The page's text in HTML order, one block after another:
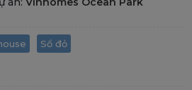
Sổ đỏ